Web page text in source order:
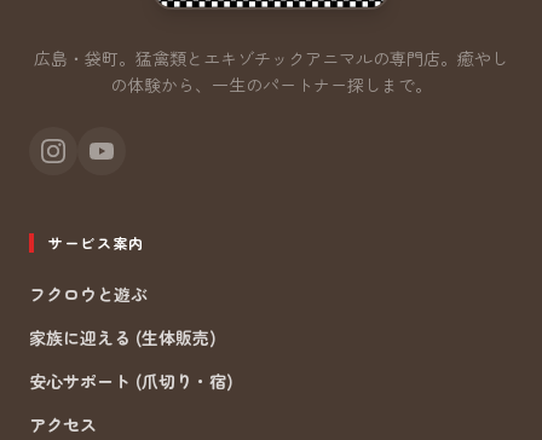
広島・袋町。猛禽類とエキゾチックアニマルの専門店。 癒やし
の体験から、一生のパートナー探しまで。
サービス案内
フクロウと遊ぶ
家族に迎える (生体販売)
安心サポート (爪切り・宿)
アクセス